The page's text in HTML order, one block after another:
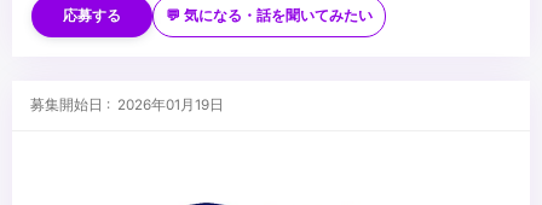
・生成AIをはじめ、先進映像技術の知見、活用実績
・バーチャルプロダクションに関する知見、経験
・技術習得に積極的な方
応募する 💬 気になる・話を聞いてみたい
募集開始日 : 2026年01月19日